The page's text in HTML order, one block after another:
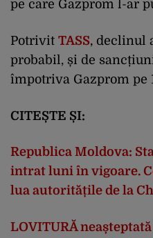
pe care Gazprom l-ar
Potrivit TASS, declinul
probabil, și de
împotriva Gazprom pe
CITEȘTE ȘI:
Republica Moldova:
intrat luni în vigoare.
lua autoritățile de la
LOVITURĂ